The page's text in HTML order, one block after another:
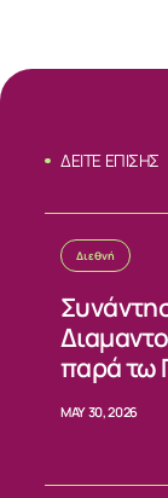
ΔΕΙΤΕ ΕΠΙΣΗΣ
Διεθνή
παρά τω
MAY 30, 2026